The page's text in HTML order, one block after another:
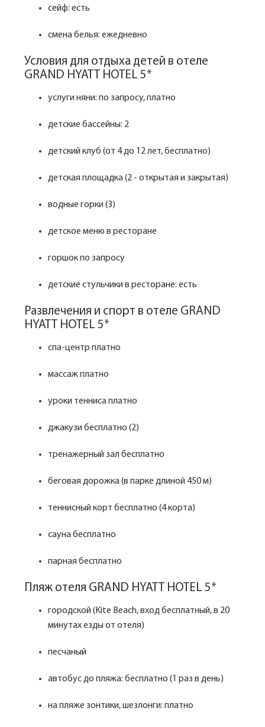
сейф: есть
смена белья: ежедневно
Условия для отдыха детей в отеле
GRAND HYATT HOTEL 5*
услуги няни: по запросу, платно
детские бассейны: 2
детский клуб (от 4 до 12 лет, бесплатно)
детская площадка (2 - открытая и закрытая)
водные горки (3)
детское меню в ресторане
горшок по запросу
детские стульчики в ресторане: есть
Развлечения и спорт в отеле GRAND
HYATT HOTEL 5*
спа-центр платно
массаж платно
уроки тенниса платно
джакузи бесплатно (2)
тренажерный зал бесплатно
беговая дорожка (в парке длиной 450 м)
теннисный корт бесплатно (4 корта)
сауна бесплатно
парная бесплатно
Пляж отеля GRAND HYATT HOTEL 5*
городской (Kite Beach, вход бесплатный, в 20
минутах езды от отеля)
песчаный
автобус до пляжа: бесплатно (1 раз в день)
на пляже зонтики, шезлонги: платно